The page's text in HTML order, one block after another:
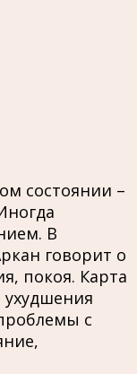
состоянии –
В
говорит о
покоя. Карта
с